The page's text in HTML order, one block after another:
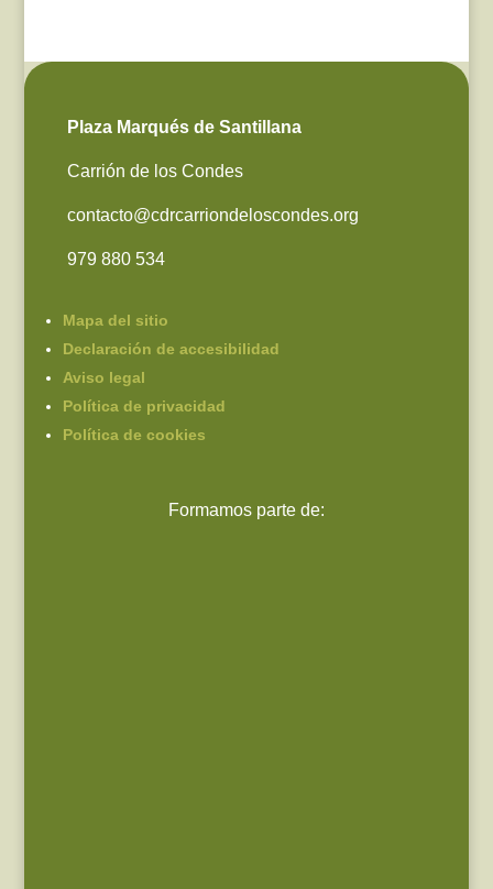
Plaza Marqués de Santillana
Carrión de los Condes
contacto@cdrcarriondeloscondes.org
979 880 534
Mapa del sitio
Declaración de accesibilidad
Aviso legal
Política de privacidad
Política de cookies
Formamos parte de: